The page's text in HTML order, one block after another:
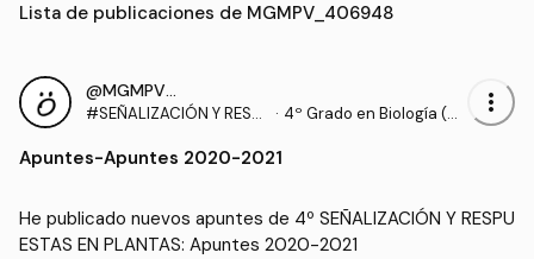
Lista de publicaciones de MGMPV_406948
@MGMPV_406948
#SEÑALIZACIÓN Y RESP
· 4º Grado en Biología (UE
more_vert
Apuntes-Apuntes 2020-2021
He publicado nuevos apuntes de 4º SEÑALIZACIÓN Y RESPU
ESTAS EN PLANTAS: Apuntes 2020-2021